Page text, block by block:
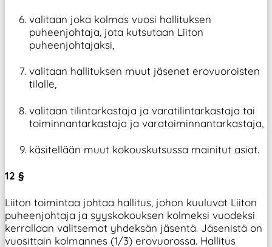
valitaan joka kolmas vuosi hallituksen
puheenjohtaja, jota kutsutaan Liiton
puheenjohtajaksi,
valitaan hallituksen muut jäsenet erovuoroisten
tilalle,
valitaan tilintarkastaja ja varatilintarkastaja tai
toiminnantarkastaja ja varatoiminnantarkastaja,
käsitellään muut kokouskutsussa mainitut asiat.
12 §
Liiton toimintaa johtaa hallitus, johon kuuluvat Liiton
puheenjohtaja ja syyskokouksen kolmeksi vuodeksi
kerrallaan valitsemat yhdeksän jäsentä. Jäsenistä on
vuosittain kolmannes (1/3) erovuorossa. Hallitus